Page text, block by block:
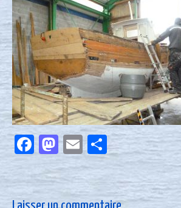
Nous contacter
Actualités
Facebook
Mastodon
EmailPartager